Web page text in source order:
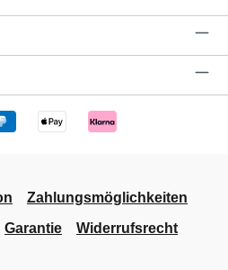
Zahlungsmöglichkeiten
Garantie Widerrufsrecht